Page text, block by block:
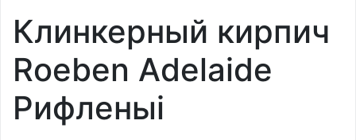
Клинкерный кирпич
Roeben Adelaide
Рифленыi